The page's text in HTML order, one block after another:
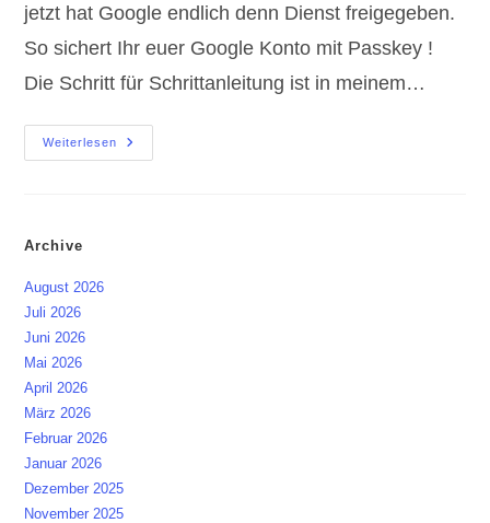
jetzt hat Google endlich denn Dienst freigegeben.
So sichert Ihr euer Google Konto mit Passkey !
Die Schritt für Schrittanleitung ist in meinem…
Weiterlesen
Passkey
|
Archive
August 2026
Juli 2026
Juni 2026
Mai 2026
April 2026
März 2026
Februar 2026
Januar 2026
Dezember 2025
November 2025